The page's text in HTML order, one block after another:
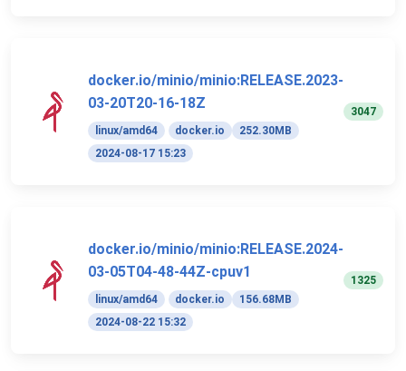
docker.io/minio/minio:RELEASE.2023-
03-20T20-16-18Z
linux/amd64 docker.io
252.30MB
2024-08-17 15:23
3047
docker.io/minio/minio:RELEASE.2024-
03-05T04-48-44Z-cpuv1
linux/amd64 docker.io
156.68MB
2024-08-22 15:32
1325